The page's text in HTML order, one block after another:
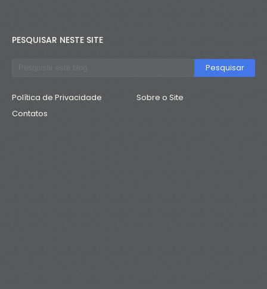
PESQUISAR NESTE SITE
Política de Privacidade
Sobre o Site
Contatos